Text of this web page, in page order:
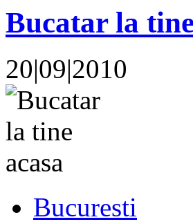
Bucatar la
20|09|2010
Bucuresti